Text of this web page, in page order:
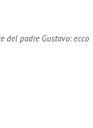
del padre Gustavo: ecco